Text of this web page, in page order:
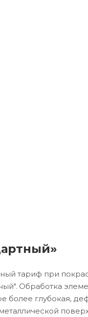
тариф при
Обработка
более глубокая,